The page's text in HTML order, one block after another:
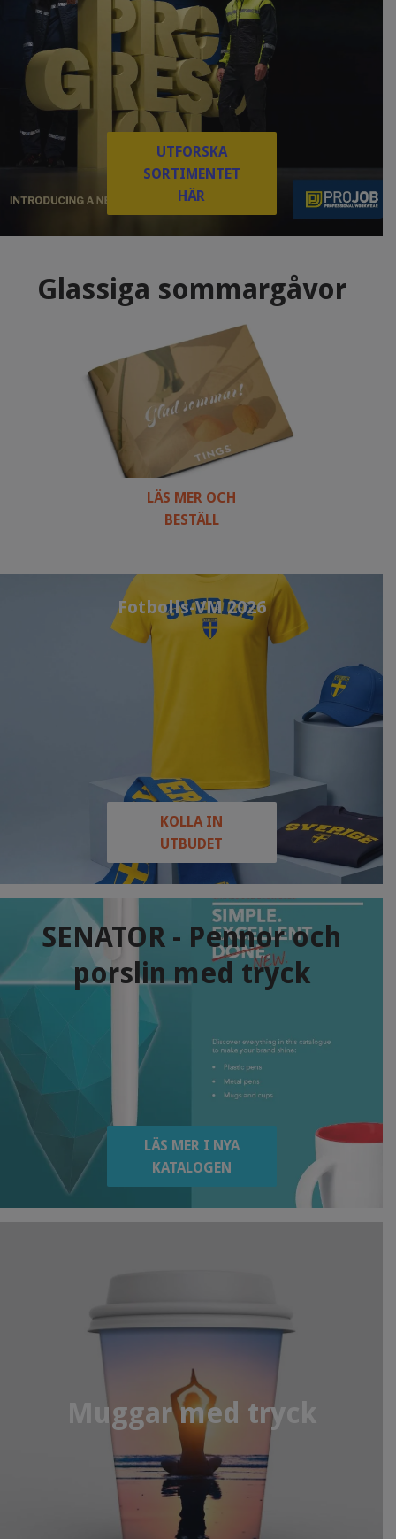
UTFORSKA
SORTIMENTET
HÄR
Glassiga sommargåvor
LÄS MER OCH
BESTÄLL
Fotbolls-VM 2026
KOLLA IN
UTBUDET
SENATOR - Pennor och
porslin med tryck
LÄS MER I NYA
KATALOGEN
Muggar med tryck